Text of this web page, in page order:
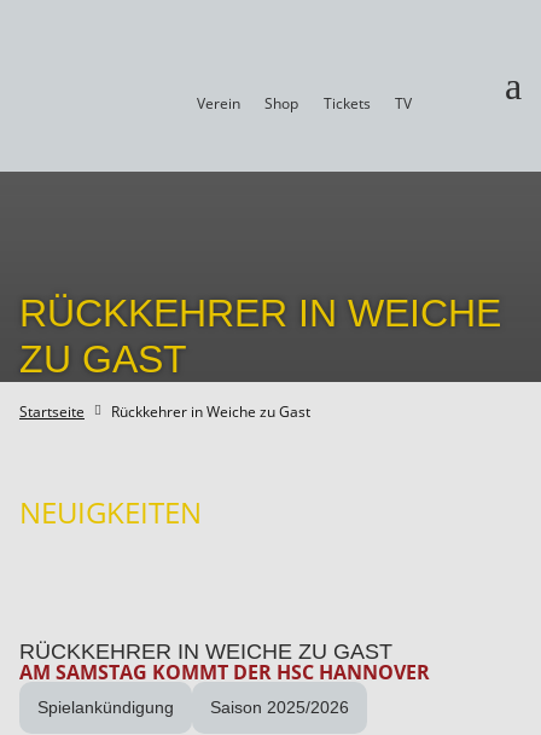
Verein Shop Tickets TV a
RÜCKKEHRER IN WEICHE
ZU GAST
Startseite  Rückkehrer in Weiche zu Gast
NEUIGKEITEN
RÜCKKEHRER IN WEICHE ZU GAST
AM SAMSTAG KOMMT DER HSC HANNOVER
Spielankündigung Saison 2025/2026